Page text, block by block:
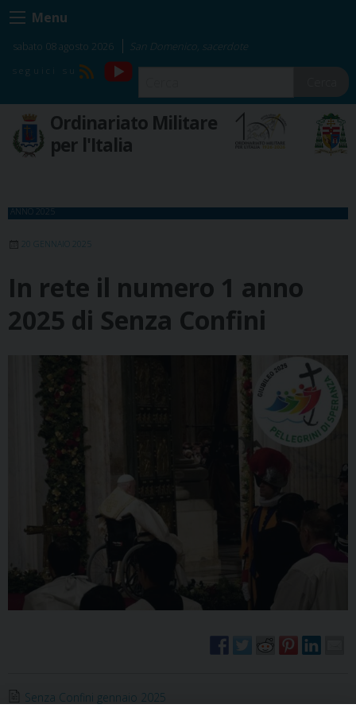
Skip
to
content
Menu
sabato 08 agosto 2026 San Domenico, sacerdote
RSS
YouTube
Ordinariato Militare
per l'Italia
ANNO 2025
20 GENNAIO 2025
In rete il numero 1 anno
2025 di Senza Confini
Senza Confini gennaio 2025